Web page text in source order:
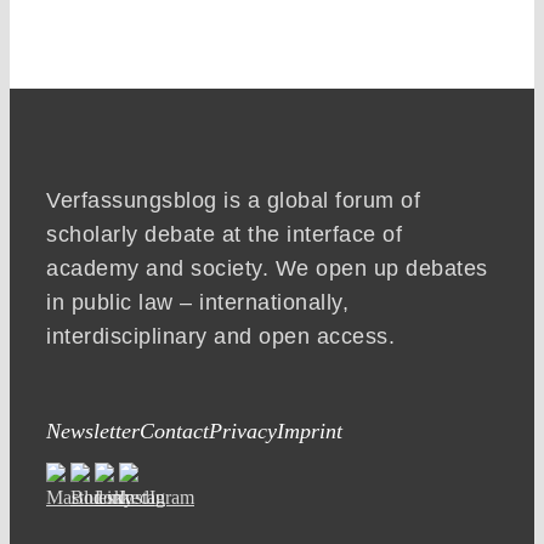
Verfassungsblog is a global forum of
scholarly debate at the interface of
academy and society. We open up debates
in public law – internationally,
interdisciplinary and open access.
NewsletterContactPrivacyImprint